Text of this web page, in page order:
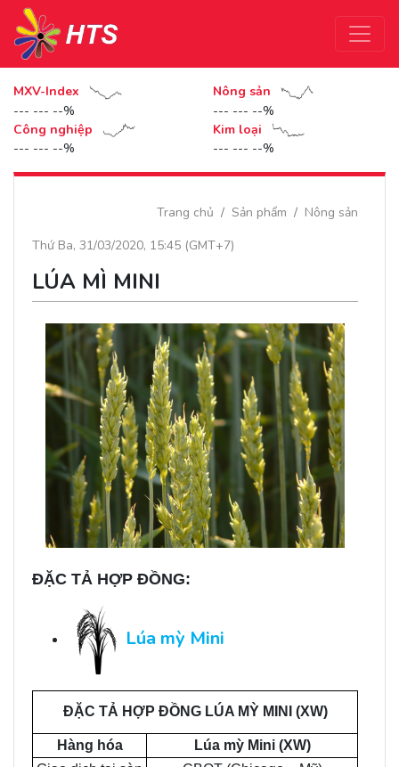
MXV-Index
--- --- --%
Nông sản
--- --- --%
Công nghiệp
--- --- --%
Kim loại
--- --- --%
Trang chủ Sản phẩm
Nông sản
Thứ Ba, 31/03/2020, 15:45 (GMT+7)
LÚA MÌ MINI
ĐẶC TẢ HỢP ĐỒNG:
Lúa mỳ Mini
ĐẶC TẢ HỢP ĐỒNG LÚA MỲ MINI (XW)
Hàng hóa
Lúa mỳ Mini (XW)